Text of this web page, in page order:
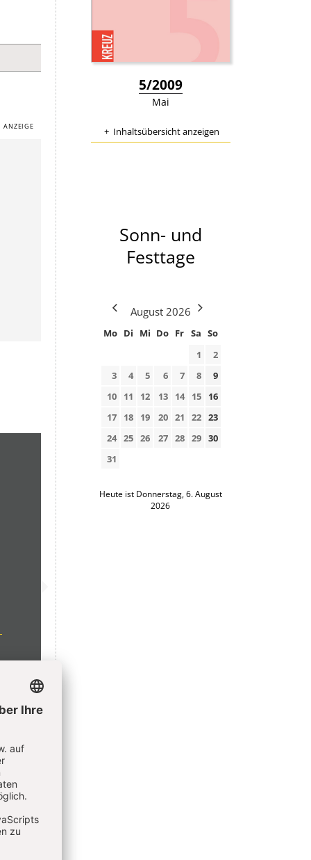
5/2009:
Mai
Inhaltsübersicht anzeigen
Sonn- und
Festtage
August 2026
Mo Di Mi Do Fr Sa So
1
2
3
4 5 6 7 8
9
10
11 12 13 14 15
16
17
18 19 20 21 22 23
24 25 26 27 28 29 30
31
Heute ist Donnerstag, 6. August
2026